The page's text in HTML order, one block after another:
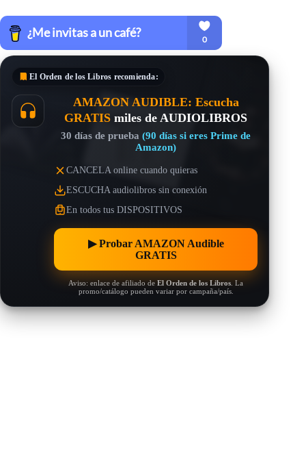
El Orden de los Libros recomienda:
AMAZON AUDIBLE: Escucha
GRATIS miles de AUDIOLIBROS
30 días de prueba(90 días si eres Prime de
Amazon)
CANCELA online cuando quieras
ESCUCHA audiolibros sin conexión
En todos tus DISPOSITIVOS
▶︎ Probar AMAZON Audible
GRATIS
Aviso: enlace de afiliado deEl Orden de los Libros. La
promo/catálogo pueden variar por campaña/país.